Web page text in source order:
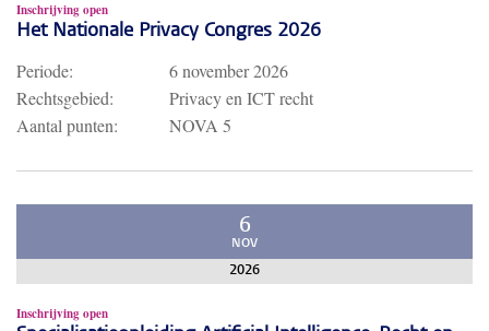
Inschrijving open
Het Nationale Privacy Congres 2026
Periode:
6 november 2026
Rechtsgebied:
Privacy en ICT recht
Aantal punten:
NOVA 5
6
NOV
2026
Inschrijving open